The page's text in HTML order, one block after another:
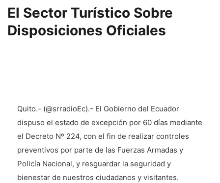
El Sector Turístico Sobre
Disposiciones Oficiales
Quito.- (@srradioEc).- El Gobierno del Ecuador
dispuso el estado de excepción por 60 días mediante
el Decreto Nº 224, con el fin de realizar controles
preventivos por parte de las Fuerzas Armadas y
Policía Nacional, y resguardar la seguridad y
bienestar de nuestros ciudadanos y visitantes.